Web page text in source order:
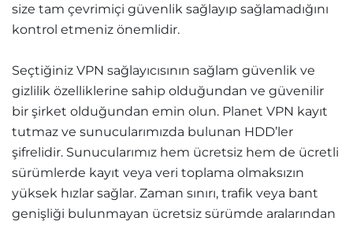
size tam çevrimiçi güvenlik sağlayıp sağlamadığını
kontrol etmeniz önemlidir.
Seçtiğiniz VPN sağlayıcısının sağlam güvenlik ve
gizlilik özelliklerine sahip olduğundan ve güvenilir
bir şirket olduğundan emin olun. Planet VPN kayıt
tutmaz ve sunucularımızda bulunan HDD’ler
şifrelidir. Sunucularımız hem ücretsiz hem de ücretli
sürümlerde kayıt veya veri toplama olmaksızın
yüksek hızlar sağlar. Zaman sınırı, trafik veya bant
genişliği bulunmayan ücretsiz sürümde aralarından